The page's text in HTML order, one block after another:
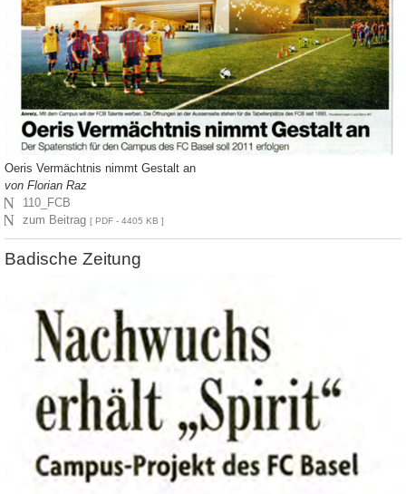
Oeris Vermächtnis nimmt Gestalt an
von Florian Raz
N 110_FCB
N zum Beitrag[ PDF - 4405 KB ]
Badische Zeitung